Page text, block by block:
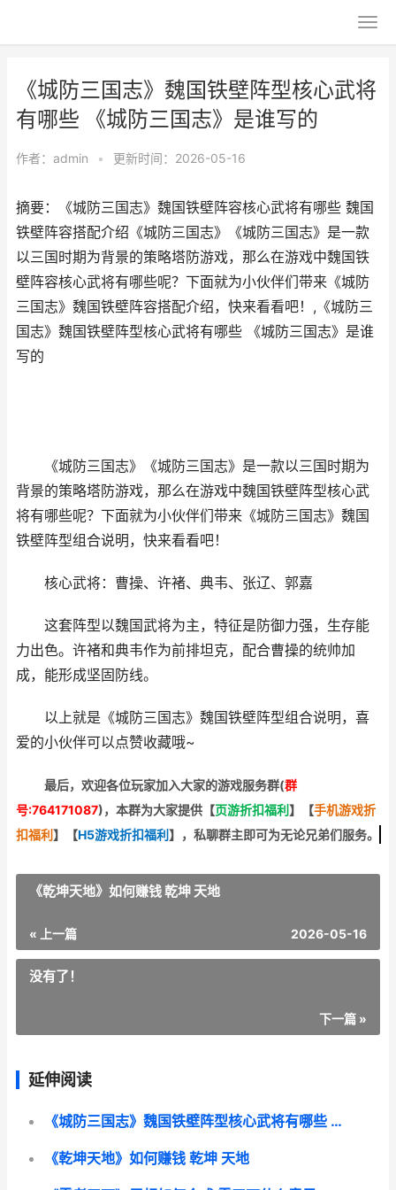
《城防三国志》魏国铁壁阵型核心武将
有哪些 《城防三国志》是谁写的
作者： admin • 更新时间：2026-05-16
摘要：《城防三国志》魏国铁壁阵容核心武将有哪些 魏国
铁壁阵容搭配介绍《城防三国志》《城防三国志》是一款
以三国时期为背景的策略塔防游戏，那么在游戏中魏国铁
壁阵容核心武将有哪些呢？下面就为小伙伴们带来《城防
三国志》魏国铁壁阵容搭配介绍，快来看看吧！,《城防三
国志》魏国铁壁阵型核心武将有哪些 《城防三国志》是谁
写的
《城防三国志》《城防三国志》是一款以三国时期为
背景的策略塔防游戏，那么在游戏中魏国铁壁阵型核心武
将有哪些呢？下面就为小伙伴们带来《城防三国志》魏国
铁壁阵型组合说明，快来看看吧！
核心武将：曹操、许褚、典韦、张辽、郭嘉
这套阵型以魏国武将为主，特征是防御力强，生存能
力出色。许褚和典韦作为前排坦克，配合曹操的统帅加
成，能形成坚固防线。
以上就是《城防三国志》魏国铁壁阵型组合说明，喜
爱的小伙伴可以点赞收藏哦~
最后，欢迎各位玩家加入大家的游戏服务群(群
号:764171087)，本群为大家提供【页游折扣福利 】 【手机游戏折
扣福利 】 【H5游戏折扣福利 】 ，私聊群主即可为无论兄弟们服务。
《乾坤天地》如何赚钱 乾坤 天地
« 上一篇 2026-05-16
没有了！
下一篇 »
延伸阅读
《城防三国志》魏国铁壁阵型核心武将有哪些 《城防三国志》是谁写的
《乾坤天地》如何赚钱 乾坤 天地